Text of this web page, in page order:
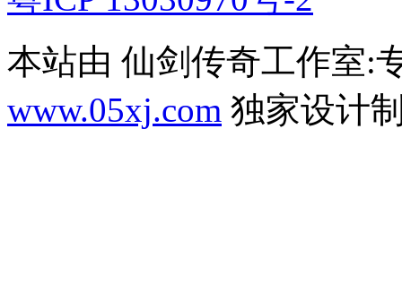
本站由 仙剑传奇工作室:
www.05xj.com 独家设计